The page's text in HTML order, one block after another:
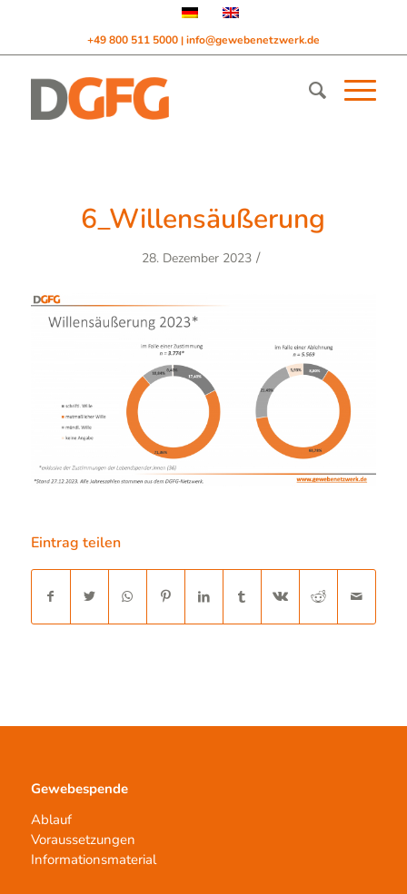
+49 800 511 5000 | info@gewebenetzwerk.de
6_Willensäußerung
28. Dezember 2023 /
Eintrag teilen
Gewebespende
Ablauf
Voraussetzungen
Informationsmaterial